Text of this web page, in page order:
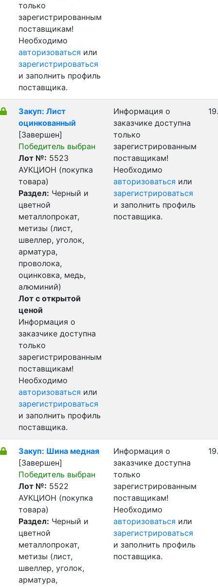
только
зарегистрированным
поставщикам!
Необходимо
авторизоваться или
зарегистрироваться
и заполнить профиль
поставщика.
Закуп: Лист
оцинкованный
[Завершен]
Победитель выбран
Лот №: 5523
АУКЦИОН (покупка
товара)
Раздел: Черный и
цветной
металлопрокат,
метизы (лист,
швеллер, уголок,
арматура,
проволока,
оцинковка, медь,
алюминий)
Лот с открытой
ценой
Информация о
заказчике доступна
только
зарегистрированным
поставщикам!
Необходимо
авторизоваться или
зарегистрироваться
и заполнить профиль
поставщика.
Информация о
заказчике доступна
только
зарегистрированным
поставщикам!
Необходимо
авторизоваться или
зарегистрироваться
и заполнить профиль
поставщика.
Закуп: Шина медная
[Завершен]
Победитель выбран
Лот №: 5522
АУКЦИОН (покупка
товара)
Раздел: Черный и
цветной
металлопрокат,
метизы (лист,
швеллер, уголок,
арматура,
Информация о
заказчике доступна
только
зарегистрированным
поставщикам!
Необходимо
авторизоваться или
зарегистрироваться
и заполнить профиль
поставщика.